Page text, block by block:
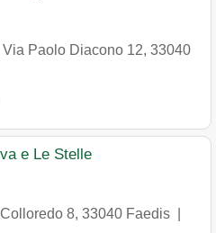
Via Paolo Diacono 12, 33040
e Le Stelle
8, 33040 Faedis